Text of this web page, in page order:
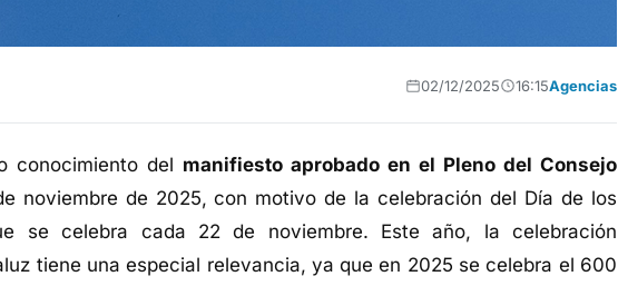
02/12/2025 16:15Agencias
conocimiento del manifiesto aprobado en el Pleno del Consejo
noviembre de 2025, con motivo de la celebración del Día de los
se celebra cada 22 de noviembre. Este año, la celebración
tiene una especial relevancia, ya que en 2025 se celebra el 600